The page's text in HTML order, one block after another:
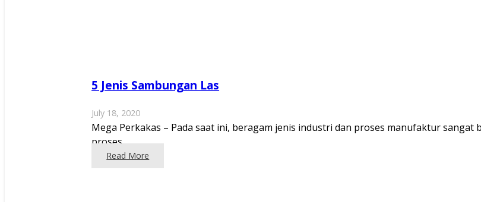
5 Jenis Sambungan Las
July 18, 2020
Mega Perkakas – Pada saat ini, beragam jenis industri dan proses manufaktur sangat
proses…
Read More